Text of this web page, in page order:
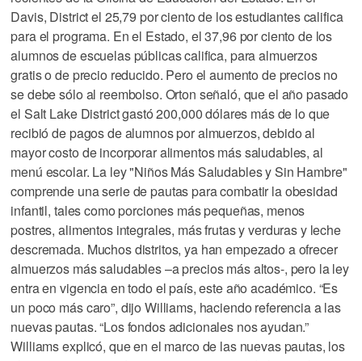
Davis, District el 25,79 por ciento de los estudiantes califica
para el programa. En el Estado, el 37,96 por ciento de los
alumnos de escuelas públicas califica, para almuerzos
gratis o de precio reducido. Pero el aumento de precios no
se debe sólo al reembolso. Orton señaló, que el año pasado
el Salt Lake District gastó 200,000 dólares más de lo que
recibió de pagos de alumnos por almuerzos, debido al
mayor costo de incorporar alimentos más saludables, al
menú escolar. La ley "Niños Más Saludables y Sin Hambre"
comprende una serie de pautas para combatir la obesidad
infantil, tales como porciones más pequeñas, menos
postres, alimentos integrales, más frutas y verduras y leche
descremada. Muchos distritos, ya han empezado a ofrecer
almuerzos más saludables –a precios más altos-, pero la ley
entra en vigencia en todo el país, este año académico. “Es
un poco más caro”, dijo Williams, haciendo referencia a las
nuevas pautas. “Los fondos adicionales nos ayudan.”
Williams explicó, que en el marco de las nuevas pautas, los